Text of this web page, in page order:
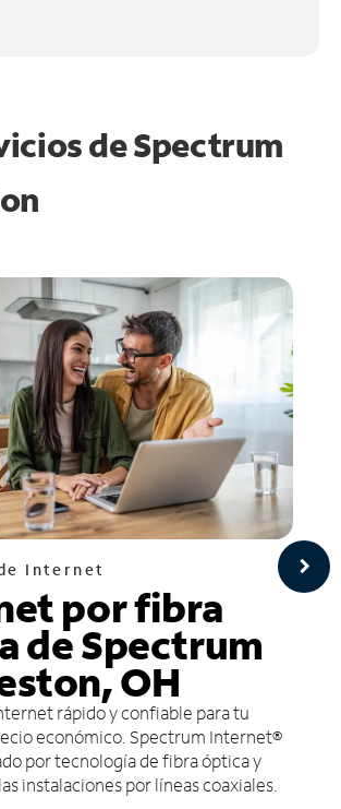
de Spectrum
Internet
por fibra
de Spectrum
OH
rápido y confiable para tu
económico. Spectrum Internet®
por tecnología de fibra óptica y
instalaciones por líneas coaxiales.